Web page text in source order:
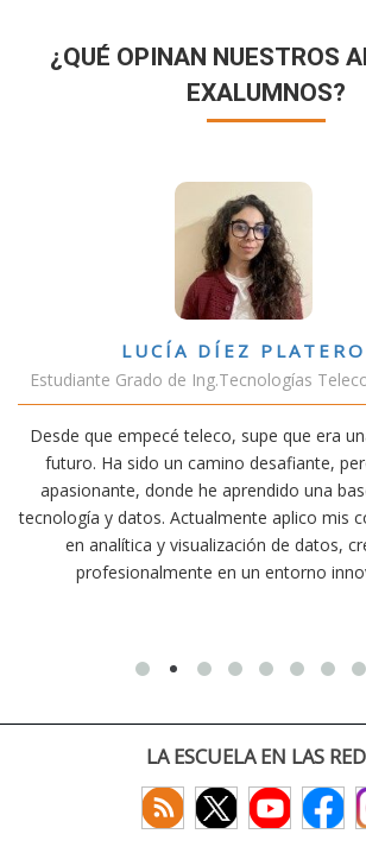
¿QUÉ OPINAN NUESTROS
EXALUMNOS?
de
en
VÍCTOR
Estudiante Doble
Estudiar teleco me ha
conectividad afecta nuestra
exige esfuerzo, he dedicado
actividades como el
convencido de que elegir teleco
decisiones que
LA ESCUELA EN LAS